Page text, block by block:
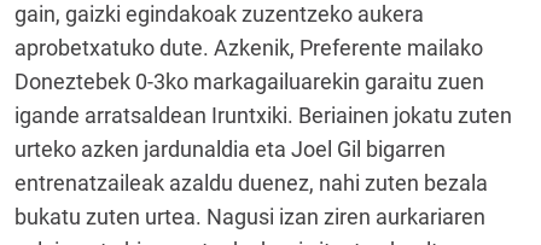
gain, gaizki egindakoak zuzentzeko aukera
aprobetxatuko dute. Azkenik, Preferente mailako
Doneztebek 0-3ko markagailuarekin garaitu zuen
igande arratsaldean Iruntxiki. Beriainen jokatu zuten
urteko azken jardunaldia eta Joel Gil bigarren
entrenatzaileak azaldu duenez, nahi zuten bezala
bukatu zuten urtea. Nagusi izan ziren aurkariaren